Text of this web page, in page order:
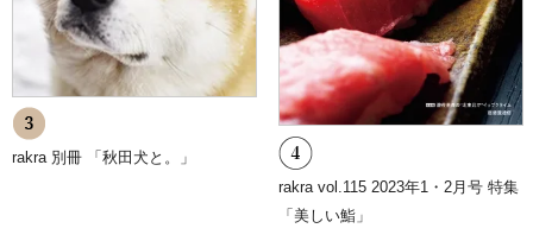
rakra 別冊 「秋田犬と。」
rakra vol.115 2023年1・2月号 特集
「美しい鮨」